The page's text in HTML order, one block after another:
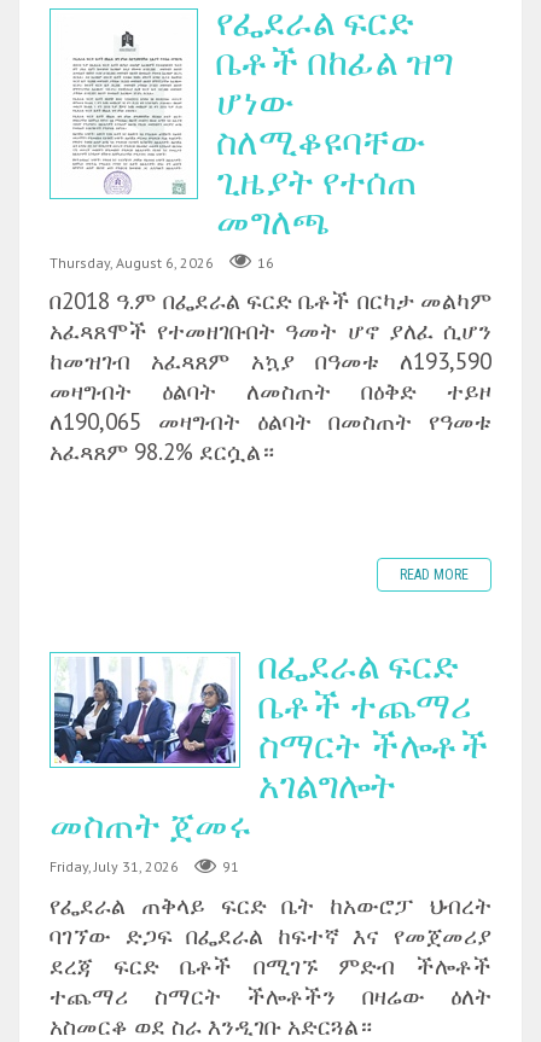
የፌደራል ፍርድ
ቤቶች በከፊል ዝግ
ሆነው
ስለሚቆዩባቸው
ጊዜያት የተሰጠ
መግለጫ
Thursday, August 6, 2026 16
በ2018 ዓ.ም በፌደራል ፍርድ ቤቶች በርካታ መልካም
አፈጻጸሞች የተመዘገቡበት ዓመት ሆኖ ያለፈ ሲሆን
ከመዝገብ አፈጻጸም አኳያ በዓመቱ ለ193,590
መዛግብት ዕልባት ለመስጠት በዕቅድ ተይዞ
ለ190,065 መዛግብት ዕልባት በመስጠት የዓመቱ
አፈጻጸም 98.2% ደርሷል።
READ MORE
በፌደራል ፍርድ
ቤቶች ተጨማሪ
ስማርት ችሎቶች
አገልግሎት
መስጠት ጀመሩ
Friday, July 31, 2026 91
የፌደራል ጠቅላይ ፍርድ ቤት ከአውሮፓ ህብረት
ባገኘው ድጋፍ በፌደራል ከፍተኛ እና የመጀመሪያ
ደረጃ ፍርድ ቤቶች በሚገኙ ምድብ ችሎቶች
ተጨማሪ ስማርት ችሎቶችን በዛሬው ዕለት
አስመርቆ ወደ ስራ እንዲገቡ አድርጓል።